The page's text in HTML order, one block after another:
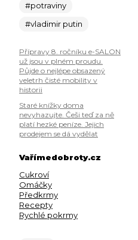
#potraviny
#vladimir putin
Přípravy 8. ročníku e-SALON
už jsou v plném proudu.
Půjde o nejlépe obsazený
veletrh čisté mobility v
historii
Staré knížky doma
nevyhazujte. Češi teď za ně
platí hezké peníze. Jejich
prodejem se dá vydělat
Vařímedobroty.cz
Cukroví
Omáčky
Předkrmy
Recepty
Rychlé pokrmy